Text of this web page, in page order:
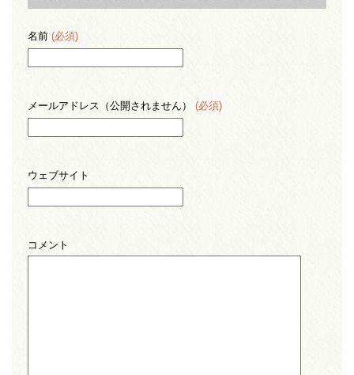
名前 (必須)
メールアドレス（公開されません） (必須)
ウェブサイト
コメント